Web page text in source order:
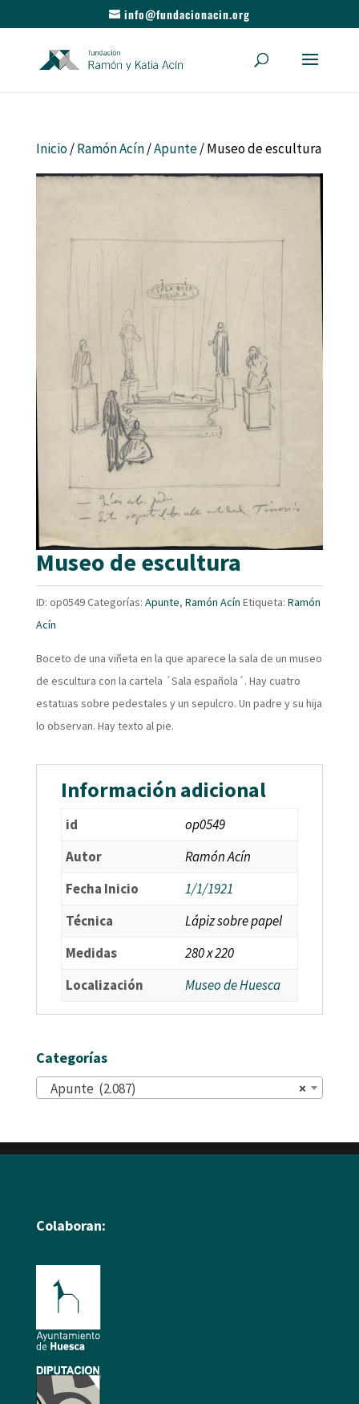
info@fundacionacin.org
Inicio/Ramón Acín/Apunte/ Museo de escultura
Museo de escultura
ID: op0549Categorías: Apunte, Ramón Acín Etiqueta: Ramón
Acín
Boceto de una viñeta en la que aparece la sala de un museo
de escultura con la cartela ´Sala española´. Hay cuatro
estatuas sobre pedestales y un sepulcro. Un padre y su hija
lo observan. Hay texto al pie.
Información adicional
id
op0549
Autor
Ramón Acín
Fecha Inicio
1/1/1921
Técnica
Lápiz sobre papel
Medidas
280 x 220
Localización
Museo de Huesca
Categorías
×
Apunte (2.087)
Colaboran: